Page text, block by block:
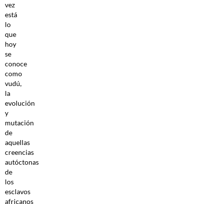
vez
está
lo
que
hoy
se
conoce
como
vudú,
la
evolución
y
mutación
de
aquellas
creencias
autóctonas
de
los
esclavos
africanos